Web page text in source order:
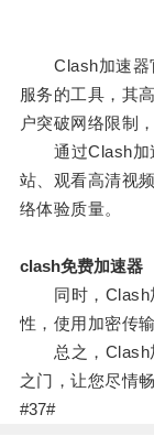
Clash加速器官
服务的工具，其
户突破网络限制
通过Clash加速
站、观看高清视
络体验质量。
clash免费加速器
同时，Clash加
性，使用加密传
总之，Clash加
之门，让您尽情
#37#